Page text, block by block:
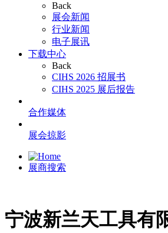
Back
展会新闻
行业新闻
电子展讯
下载中心
Back
CIHS 2026 招展书
CIHS 2025 展后报告
合作媒体
展会掠影
展商搜索
宁波新兰天工具有